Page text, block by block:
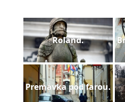
kauzy
konania
konania
Roland.
Premávka pod farou.